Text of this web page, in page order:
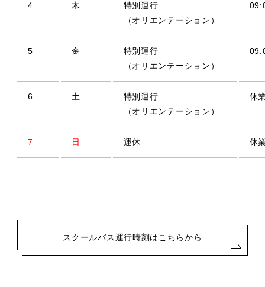
4 木
特別運行
（オリエンテーション）
5 金
特別運行
（オリエンテーション）
6 土
特別運行
（オリエンテーション）
休
7 日 運休 休
スクールバス運行時刻はこちらから